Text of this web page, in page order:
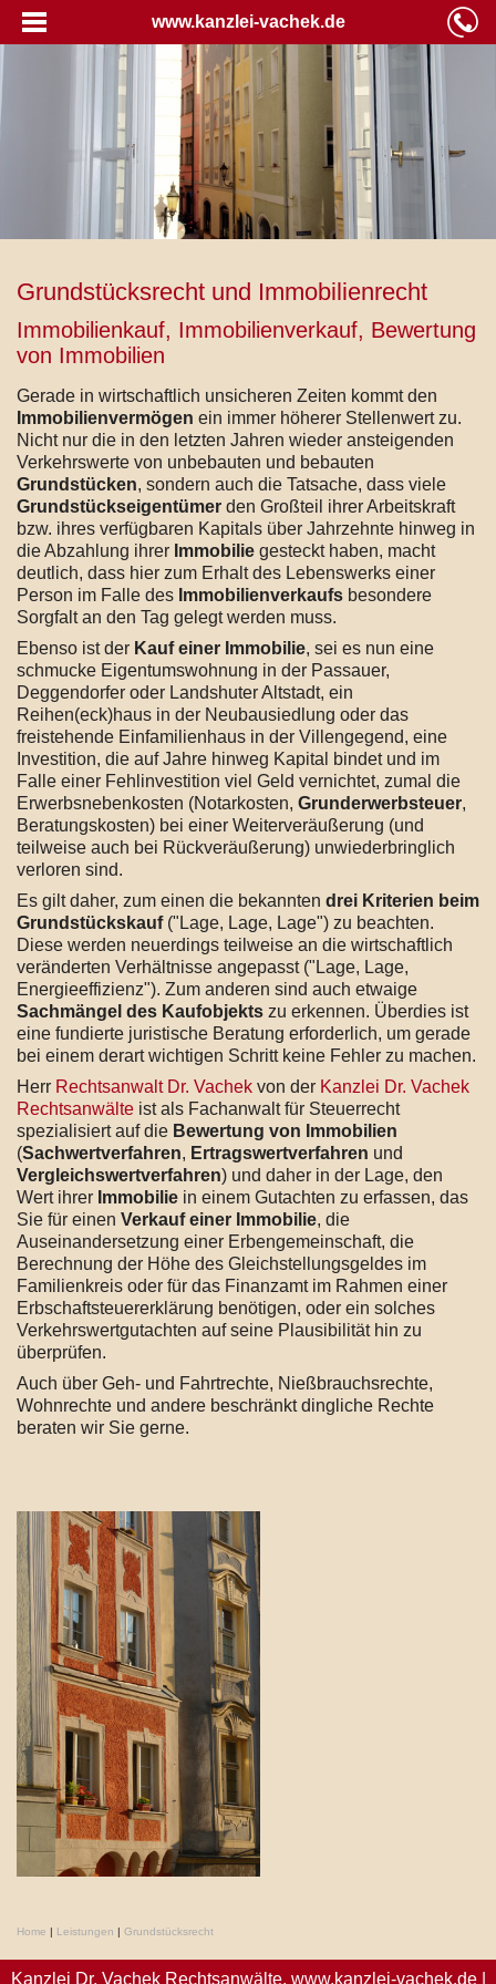
www.kanzlei-vachek.de
Grundstücksrecht und Immobilienrecht
Immobilienkauf, Immobilienverkauf, Bewertung
von Immobilien
Gerade in wirtschaftlich unsicheren Zeiten kommt den
Immobilienvermögen ein immer höherer Stellenwert zu.
Nicht nur die in den letzten Jahren wieder ansteigenden
Verkehrswerte von unbebauten und bebauten
Grundstücken, sondern auch die Tatsache, dass viele
Grundstückseigentümer den Großteil ihrer Arbeitskraft
bzw. ihres verfügbaren Kapitals über Jahrzehnte hinweg in
die Abzahlung ihrer Immobilie gesteckt haben, macht
deutlich, dass hier zum Erhalt des Lebenswerks einer
Person im Falle des Immobilienverkaufs besondere
Sorgfalt an den Tag gelegt werden muss.
Ebenso ist der Kauf einer Immobilie, sei es nun eine
schmucke Eigentumswohnung in der Passauer,
Deggendorfer oder Landshuter Altstadt, ein
Reihen(eck)haus in der Neubausiedlung oder das
freistehende Einfamilienhaus in der Villengegend, eine
Investition, die auf Jahre hinweg Kapital bindet und im
Falle einer Fehlinvestition viel Geld vernichtet, zumal die
Erwerbsnebenkosten (Notarkosten, Grunderwerbsteuer,
Beratungskosten) bei einer Weiterveräußerung (und
teilweise auch bei Rückveräußerung) unwiederbringlich
verloren sind.
Es gilt daher, zum einen die bekannten drei Kriterien beim
Grundstückskauf("Lage, Lage, Lage") zu beachten.
Diese werden neuerdings teilweise an die wirtschaftlich
veränderten Verhältnisse angepasst ("Lage, Lage,
Energieeffizienz"). Zum anderen sind auch etwaige
Sachmängel des Kaufobjekts zu erkennen. Überdies ist
eine fundierte juristische Beratung erforderlich, um gerade
bei einem derart wichtigen Schritt keine Fehler zu machen.
Herr Rechtsanwalt Dr. Vachek von der Kanzlei Dr. Vachek
Rechtsanwälte ist als Fachanwalt für Steuerrecht
spezialisiert auf die Bewertung von Immobilien
(Sachwertverfahren, Ertragswertverfahren und
Vergleichswertverfahren) und daher in der Lage, den
Wert ihrer Immobilie in einem Gutachten zu erfassen, das
Sie für einen Verkauf einer Immobilie, die
Auseinandersetzung einer Erbengemeinschaft, die
Berechnung der Höhe des Gleichstellungsgeldes im
Familienkreis oder für das Finanzamt im Rahmen einer
Erbschaftsteuererklärung benötigen, oder ein solches
Verkehrswertgutachten auf seine Plausibilität hin zu
überprüfen.
Auch über Geh- und Fahrtrechte, Nießbrauchsrechte,
Wohnrechte und andere beschränkt dingliche Rechte
beraten wir Sie gerne.
Home | Leistungen | Grundstücksrecht
Kanzlei Dr. Vachek Rechtsanwälte, www.kanzlei-vachek.de|